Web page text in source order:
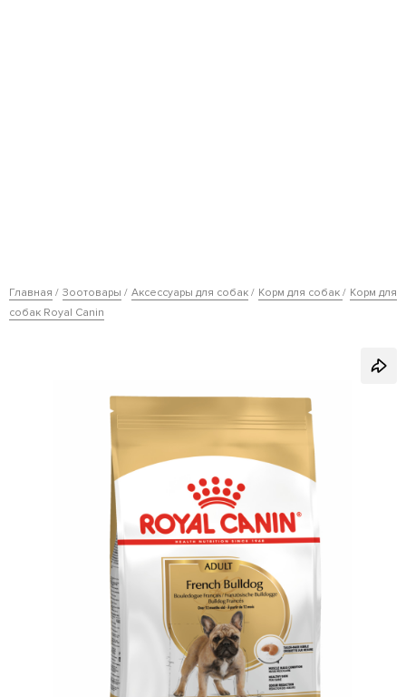
Главная Зоотовары Аксессуары для собак Корм для собак
Корм для
собак Royal Canin